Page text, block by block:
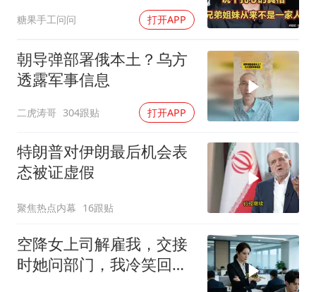
糖果手工问问 打开APP
朝导弹部署俄本土？乌方
透露军事信息
二虎涛哥 304跟贴 打开APP
特朗普对伊朗最后机会表
态被证虚假
聚焦热点内幕 16跟贴
空降女上司解雇我，交接
时她问部门，我冷笑回